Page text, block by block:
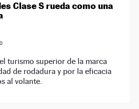
Clase S rueda como una
turismo superior de la marca
de rodadura y por la eficacia
al volante.